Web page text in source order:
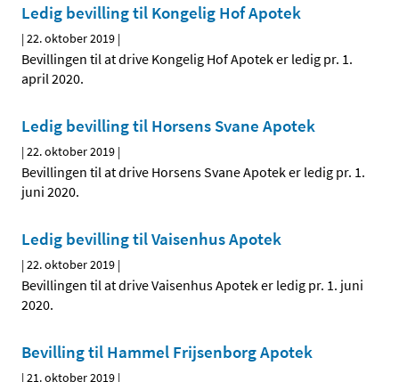
Ledig bevilling til Kongelig Hof Apotek
|22. oktober 2019 |
Bevillingen til at drive Kongelig Hof Apotek er ledig pr. 1.
april 2020.
Ledig bevilling til Horsens Svane Apotek
|22. oktober 2019 |
Bevillingen til at drive Horsens Svane Apotek er ledig pr. 1.
juni 2020.
Ledig bevilling til Vaisenhus Apotek
|22. oktober 2019 |
Bevillingen til at drive Vaisenhus Apotek er ledig pr. 1. juni
2020.
Bevilling til Hammel Frijsenborg Apotek
|21. oktober 2019 |